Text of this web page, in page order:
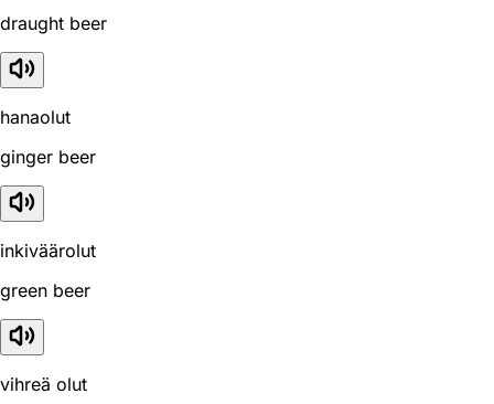
draught beer
hanaolut
ginger beer
inkiväärolut
green beer
vihreä olut